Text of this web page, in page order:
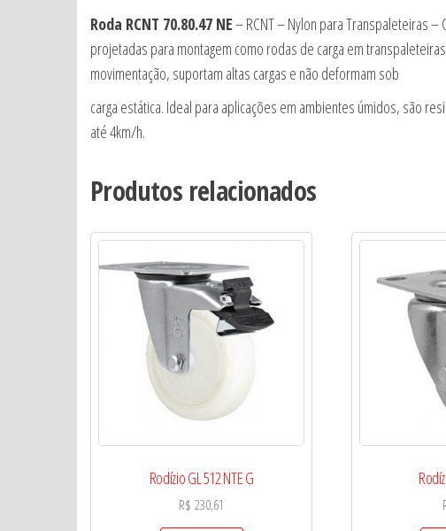
Roda RCNT 70.80.47 NE– RCNT – Nylon para Transpaleteiras –
projetadas para montagem como rodas de carga em
movimentação, suportam altas cargas e não deformam sob
carga estática. Ideal para aplicações em ambientes úmidos, são
até 4km/h.
Produtos relacionados
Rodízio GL 512 NTE G
R$ 230,61